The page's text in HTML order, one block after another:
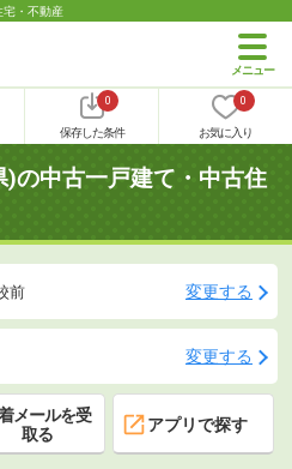
宅・不動産
0
保存した条件
0
お気に入り
の中古一戸建て・中古住
前 変更する
変更する
メールを受
取る
アプリで探す